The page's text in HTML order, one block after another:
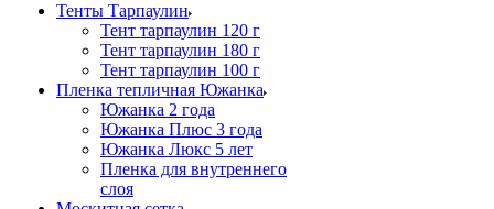
Тенты Тарпаулин
Тент тарпаулин 120 г
Тент тарпаулин 180 г
Тент тарпаулин 100 г
Пленка тепличная Южанка
Южанка 2 года
Южанка Плюс 3 года
Южанка Люкс 5 лет
Пленка для внутреннего
слоя